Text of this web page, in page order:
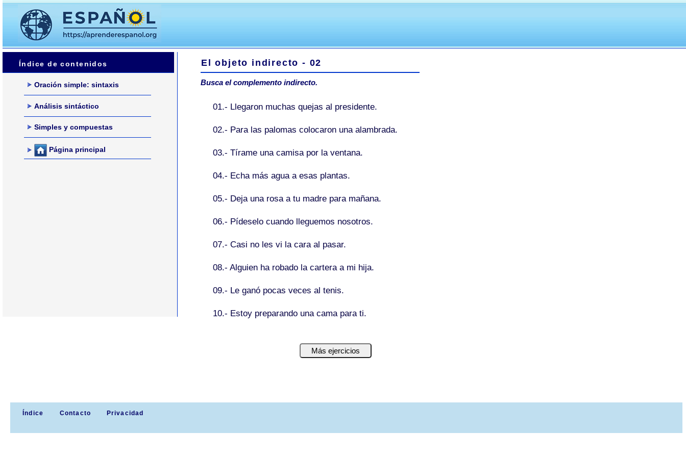
Índice de contenidos
Oración simple: sintaxis
Análisis sintáctico
Simples y compuestas
Página principal
El objeto indirecto - 02
Busca el complemento indirecto.
01.- Llegaron muchas quejas al presidente.
02.- Para las palomas colocaron una alambrada.
03.- Tírameuna camisa por la ventana.
04.- Echa más agua a esas plantas.
05.- Deja una rosa a tu madrepara mañana.
06.- Pídeselo cuando lleguemos nosotros.
07.- Casi no les vi la cara al pasar.
08.- Alguien ha robado la cartera a mi hija.
09.- Leganó pocas veces al tenis.
10.- Estoy preparando una cama para ti.
Más ejercicios
Índice Contacto Privacidad